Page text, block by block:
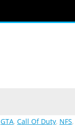
GTA, Call Of Duty, NFS,